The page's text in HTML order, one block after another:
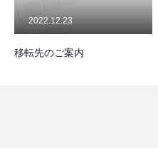
NEWS
CONTACT
移転先のご案内
2022.12.23